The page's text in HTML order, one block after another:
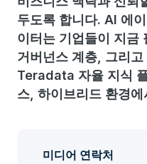
두도록 합니다. AI 에
이터는 기업들이 지금
거버넌스 계층, 그리
Teradata 자율 지식
스, 하이브리드 환경
미디어 연락처